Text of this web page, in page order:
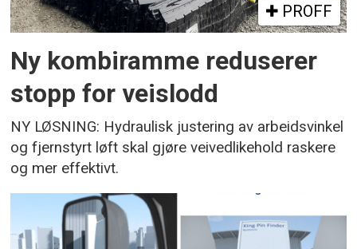
PROFF
Ny kombiramme reduserer
stopp for veislodd
NY LØSNING: Hydraulisk justering av arbeidsvinkel
og fjernstyrt løft skal gjøre veivedlikehold raskere
og mer effektivt.